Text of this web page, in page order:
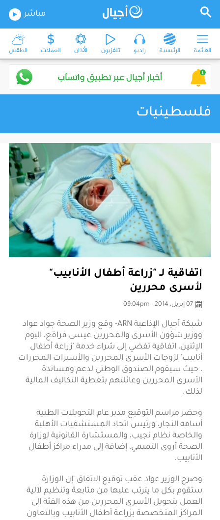
مباشر
القائمة الرئيسية راديو تلفزيون الأذان العملات الطقس
فلسطينيات
اتفاقية لـ "زراعة أطفال الأنابيب"
لأسرى محررين
07 إبريل، 2014 - 09:04pm
شبكة أجيال الإذاعية ARN- وقع وزير الصحة جواد عواد
ووزير شؤون الأسرى والمحررين عيسى قراقع، اليوم
الإثنين، اتفاقية تفضي إلى شراء خدمة 'زراعة أطفال
أنابيب' لزوجات الأسرى المحررين والأسيرات المحررات
، حيث سيقوم الصندوق الوطني لدعم ومساندة
الأسرى المحررين وعائلتهم بتغطية التكاليف المالية
لذلك.
وحضر مراسم التوقيع مدير عام التحويلات الطبية
أسامه النجار، ورئيس اتحاد المستشفيات الأهلية
والخاصة نظام نجيب، والمستشارة القانونية لوزارة
الصحة أروى التميمي، إضافة إلى مدراء مراكز أطفال
الأنابيب.
وصرح الوزير عواد عقب توقيع الاتفاق 'إن الوزارة
ستقوم بكل ما يترتب عليها من متابعة وتنظيم لآلية
العمل بتحويل الأسرى المحررين من هذه الفئة الى
المراكز المتخصصة بزراعة أطفال الأنابيب وبالتعاون